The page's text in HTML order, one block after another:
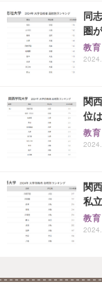
同
圏
教
関
位
教
関
私
教